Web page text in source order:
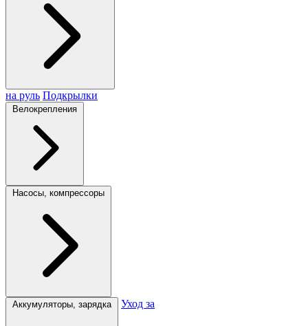
на руль Подкрылки
Велокрепления
Насосы, компрессоры
Аккумуляторы, зарядка Уход за